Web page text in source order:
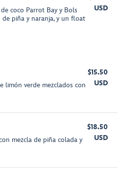
coco Parrot Bay y Bols
de piña y naranja, y un float
USD
limón verde mezclados con
$15.50
USD
mezcla de piña colada y
$18.50
USD